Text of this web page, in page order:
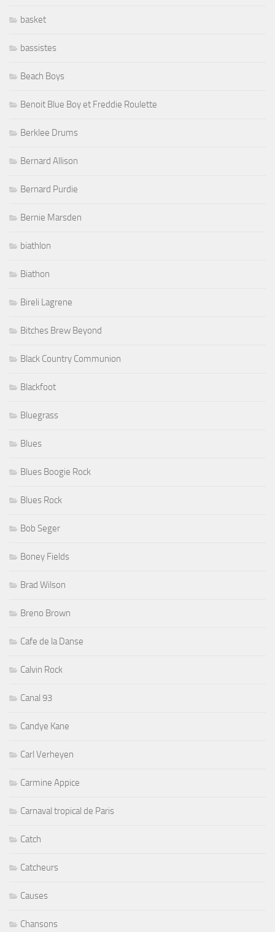
basket
bassistes
Beach Boys
Benoit Blue Boy et Freddie Roulette
Berklee Drums
Bernard Allison
Bernard Purdie
Bernie Marsden
biathlon
Biathon
Bireli Lagrene
Bitches Brew Beyond
Black Country Communion
Blackfoot
Bluegrass
Blues
Blues Boogie Rock
Blues Rock
Bob Seger
Boney Fields
Brad Wilson
Breno Brown
Cafe de la Danse
Calvin Rock
Canal 93
Candye Kane
Carl Verheyen
Carmine Appice
Carnaval tropical de Paris
Catch
Catcheurs
Causes
Chansons